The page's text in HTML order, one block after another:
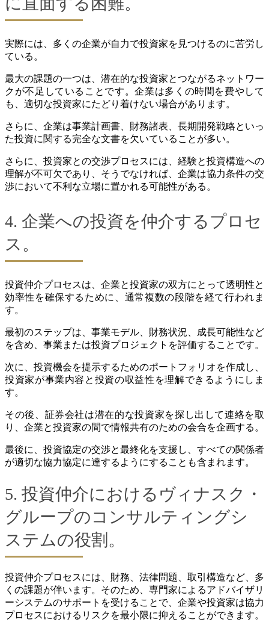
実際には、多くの企業が自力で投資家を見つけるのに苦労し
ている。
最大の課題の一つは、潜在的な投資家とつながるネットワー
クが不足していることです。企業は多くの時間を費やして
も、適切な投資家にたどり着けない場合があります。
さらに、企業は事業計画書、財務諸表、長期開発戦略といっ
た投資に関する完全な文書を欠いていることが多い。
さらに、投資家との交渉プロセスには、経験と投資構造への
理解が不可欠であり、そうでなければ、企業は協力条件の交
渉において不利な立場に置かれる可能性がある。
4. 企業への投資を仲介するプロセ
ス。
投資仲介プロセスは、企業と投資家の双方にとって透明性と
効率性を確保するために、通常複数の段階を経て行われま
す。
最初のステップは、事業モデル、財務状況、成長可能性など
を含め、事業または投資プロジェクトを評価することです。
次に、投資機会を提示するためのポートフォリオを作成し、
投資家が事業内容と投資の収益性を理解できるようにしま
す。
その後、証券会社は潜在的な投資家を探し出して連絡を取
り、企業と投資家の間で情報共有のための会合を企画する。
最後に、投資協定の交渉と最終化を支援し、すべての関係者
が適切な協力協定に達するようにすることも含まれます。
5. 投資仲介におけるヴィナスク・
グループのコンサルティングシ
ステムの役割。
投資仲介プロセスには、財務、法律問題、取引構造など、多
くの課題が伴います。そのため、専門家によるアドバイザリ
ーシステムのサポートを受けることで、企業や投資家は協力
プロセスにおけるリスクを最小限に抑えることができます。